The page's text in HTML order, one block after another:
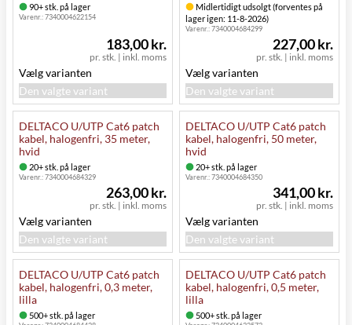
90+ stk. på lager
Varenr.:7340004622154
pr. stk. | inkl. moms
183,00 kr.
Vælg varianten
Den valgte variant
Midlertidigt udsolgt (forventes på
lager igen: 11-8-2026)
Varenr.:7340004684299
pr. stk. | inkl. moms
227,00 kr.
Vælg varianten
Den valgte variant
DELTACO U/UTP Cat6 patch
kabel, halogenfri, 35 meter,
hvid
20+ stk. på lager
Varenr.:7340004684329
pr. stk. | inkl. moms
263,00 kr.
Vælg varianten
Den valgte variant
DELTACO U/UTP Cat6 patch
kabel, halogenfri, 50 meter,
hvid
20+ stk. på lager
Varenr.:7340004684350
pr. stk. | inkl. moms
341,00 kr.
Vælg varianten
Den valgte variant
DELTACO U/UTP Cat6 patch
kabel, halogenfri, 0,3 meter,
lilla
500+ stk. på lager
DELTACO U/UTP Cat6 patch
kabel, halogenfri, 0,5 meter,
lilla
500+ stk. på lager